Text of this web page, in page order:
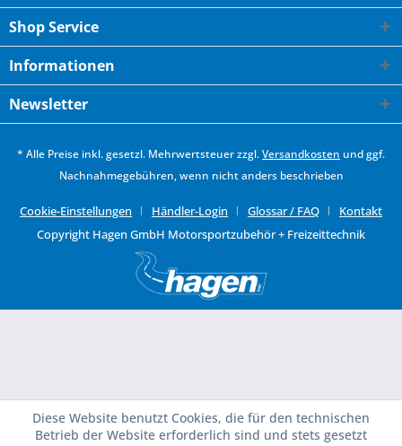
Shop Service
Informationen
Newsletter
* Alle Preise inkl. gesetzl. Mehrwertsteuer zzgl.Versandkosten und ggf.
Nachnahmegebühren, wenn nicht anders beschrieben
Cookie-Einstellungen Händler-Login Glossar / FAQ
Kontakt
Copyright Hagen GmbH Motorsportzubehör + Freizeittechnik
Diese Website benutzt Cookies, die für den technischen
Betrieb der Website erforderlich sind und stets gesetzt